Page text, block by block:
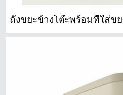
ถังขยะข้างโต๊ะพร้อมที่ใส่ขย